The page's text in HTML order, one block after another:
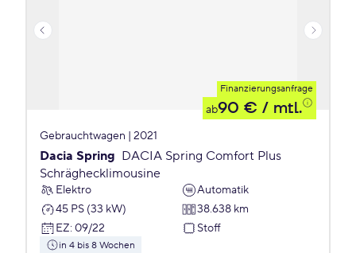
Finanzierungsanfrage
ab90 € / mtl.
Gebrauchtwagen | 2021
Dacia Spring DACIA Spring Comfort Plus
Schräghecklimousine
Elektro
Automatik
45 PS (33 kW)
38.638 km
EZ: 09/22 Stoff
in 4 bis 8 Wochen